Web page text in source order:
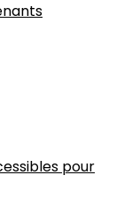
pour